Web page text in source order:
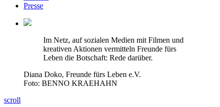
Presse
Im Netz, auf sozialen Medien mit Filmen und
kreativen Aktionen vermitteln Freunde fürs
Leben die Botschaft: Rede darüber.
Diana Doko, Freunde fürs Leben e.V.
Foto: BENNO KRAEHAHN
scroll